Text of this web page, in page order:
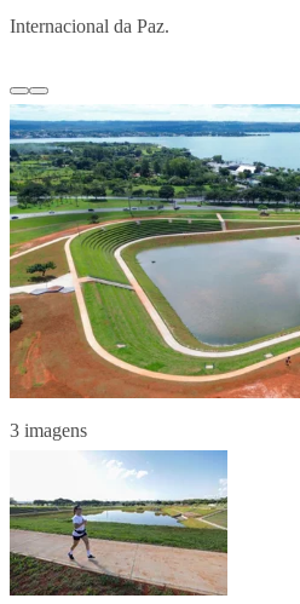
Internacional da Paz.
3 imagens